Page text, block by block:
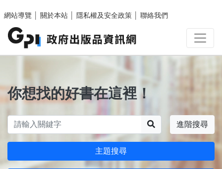
網站導覽
關於本站 隱私權及安全政策 聯絡我們
你想找的好書在這裡！
進階搜尋
主題搜尋